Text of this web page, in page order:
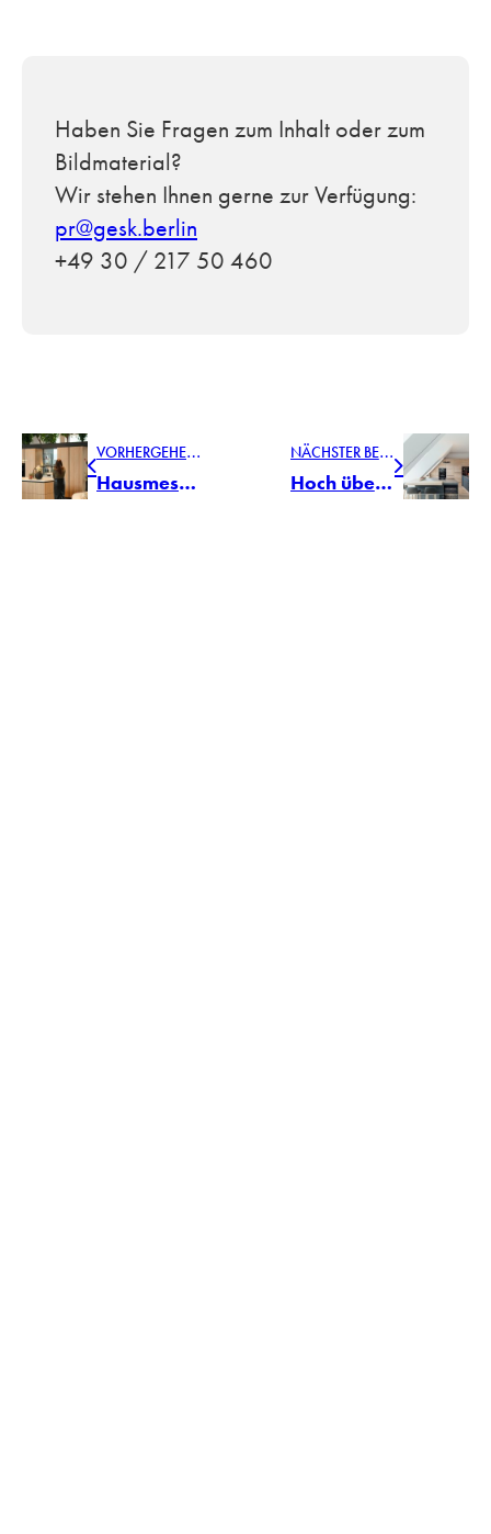
Haben Sie Fragen zum Inhalt oder zum
Bildmaterial?
Wir stehen Ihnen gerne zur Verfügung:
pr@gesk.berlin
+49 30 / 217 50 460
V
ORHERGEHENDER BEITRAG
Hausmesse in Ried: TEAM 7 präsentiert Neuheiten für 2025
N
ÄCHSTER BEITRAG
Hoch über den Dächern: elegantes Penthouse in Wien